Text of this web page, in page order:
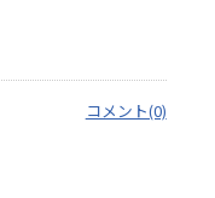
コメント(0)